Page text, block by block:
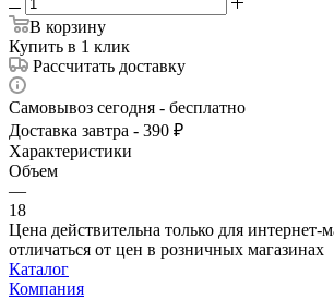
В корзину
Купить в 1 клик
Рассчитать доставку
Самовывоз сегодня - бесплатно
Доставка завтра - 390 ₽
Характеристики
Объем
—
18
Цена действительна только для интернет-
отличаться от цен в розничных магазинах
Каталог
Компания